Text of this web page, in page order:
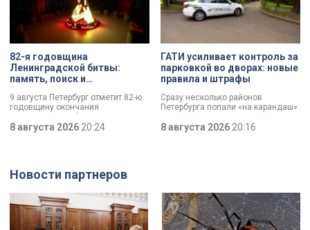
82-я годовщина
Ленинградской битвы:
память, поиск и
9 августа Петербург отметит 82-ю
годовщину окончания
воинской славы, который был
8 августа 202620:24
ГАТИ усиливает контроль за
парковкой во дворах: новые
правила и штрафы
Сразу несколько районов
Петербурга попали «на карандаш»
парковкой во дворах. За два
8 августа 202620:16
Новости партнеров